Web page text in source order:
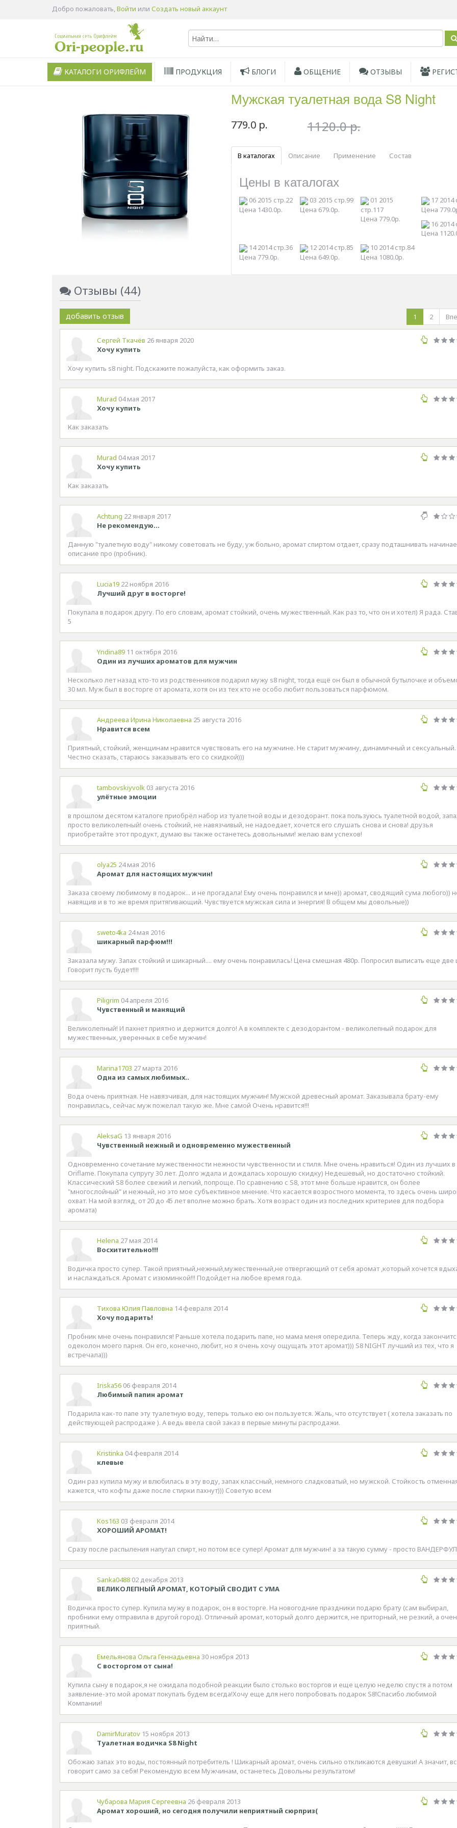
Добро пожаловать,Войти или Создать новый аккаунт
КАТАЛОГИ ОРИФЛЕЙМ ПРОДУКЦИЯ БЛОГИ ОБЩЕНИЕ ОТЗЫВЫ
Мужская туалетная вода S8 Night
779.0 р. 1120.0 р.
В каталогах Описание Применение Состав
Цены в каталогах
06 2015 стр.22
Цена 1430.0р.
03 2015 стр.99
Цена 679.0р.
01 2015
стр.117
Цена 779.0р.
17 2014
Цена
16 2014
Цена
14 2014 стр.36
Цена 779.0р.
12 2014 стр.85
Цена 649.0р.
10 2014 стр.84
Цена 1080.0р.
Отзывы (44)
добавить отзыв 1 2
Сергей Ткачёв 26 января 2020
Хочу купить
Хочу купить s8 night. Подскажите пожалуйста, как оформить заказ.
Murad 04 мая 2017
Хочу купить
Как заказать
Murad 04 мая 2017
Хочу купить
Как заказать
Achtung 22 января 2017
Не рекомендую...
Данную "туалетную воду" никому советовать не буду, уж больно, аромат спиртом отдает, сразу подташнивать
описание про (пробник).
Lucia19 22 ноября 2016
Лучший друг в восторге!
Покупала в подарок другу. По его словам, аромат стойкий, очень мужественный. Как раз то, что он и хотел) Я рада.
5
Yndina89 11 октября 2016
Один из лучших ароматов для мужчин
Несколько лет назад кто-то из родственников подарил мужу s8 night, тогда ещё он был в обычной бутылочке и
30 мл. Муж был в восторге от аромата, хотя он из тех кто не особо любит пользоваться парфюмом.
Андреева Ирина Николаевна 25 августа 2016
Нравится всем
Приятный, стойкий, женщинам нравится чувствовать его на мужчине. Не старит мужчину, динамичный и сексуальный.
Честно сказать, стараюсь заказывать его со скидкой)))
tambovskiyvolk 03 августа 2016
улётные эмоции
в прошлом десятом каталоге приобрёл набор из туалетной воды и дезодорант. пока пользуюсь туалетной водой,
просто великолепный! очень стойкий, не навязчивый, не надоедает, хочется его слушать снова и снова! друзья
приобретайте этот продукт, думаю вы также останетесь довольными! желаю вам успехов!
olya25 24 мая 2016
Аромат для настоящих мужчин!
Заказа своему любимому в подарок... и не прогадала! Ему очень понравился и мне)) аромат, сводящий сума любого))
навящив и в то же время притягивающий. Чувствуется мужская сила и энергия! В общем мы довольные))
sweto4ka 24 мая 2016
шикарный парфюм!!!
Заказала мужу. Запах стойкий и шикарный.... ему очень понравилась! Цена смешная 480р. Попросил выписать еще две
Говорит пусть будет!!!!
Piligrim 04 апреля 2016
Чувственный и манящий
Великолепный! И пахнет приятно и держится долго! А в комплекте с дезодорантом - великолепный подарок для
мужественных, уверенных в себе мужчин!
Marina1703 27 марта 2016
Одна из самых любимых..
Вода очень приятная. Не навязчивая, для настоящих мужчин! Мужской древесный аромат. Заказывала брату-ему
понравилась, сейчас муж пожелал такую же. Мне самой Очень нравится!!!
AleksaG 13 января 2016
Чувственный нежный и одновременно мужественный
Одновременно сочетание мужественности нежности чувственности и стиля. Мне очень нравиться! Один из лучших в
Oriflame. Покупала супругу 30 лет. Долго ждала и дождалась хорошую скидку) Недешевый, но достаточно стойкий.
Классический S8 более свежий и легкий, попроще. По сравнению с S8, этот мне больше нравится, он более
"многослойный" и нежный, но это мое субъективное мнение. Что касается возростного момента, то здесь очень
охват. На мой взгляд, от 20 до 45 лет вполне можно брать. Хотя возраст один из последних критериев для подбора
аромата)
Helena 27 мая 2014
Восхитительно!!!
Водичка просто супер. Такой приятный,нежный,мужественный,не отвергающий от себя аромат ,который хочется
и наслаждаться. Аромат с изюминкой!!! Подойдет на любое время года.
Тихова Юлия Павловна 14 февраля 2014
Хочу подарить!
Пробник мне очень понравился! Раньше хотела подарить папе, но мама меня опередила. Теперь жду, когда
одеколон моего парня. Он его, конечно, любит, но я очень хочу ощущать этот аромат))) S8 NIGHT лучший из тех, что я
встречала)))
Iriska56 06 февраля 2014
Любимый папин аромат
Подарила как-то папе эту туалетную воду, теперь только ею он пользуется. Жаль, что отсутствует ( хотела заказать по
действующей распродаже ). А ведь ввела свой заказ в первые минуты распродажи.
Kristinka 04 февраля 2014
клевые
Один раз купила мужу и влюбилась в эту воду, запах классный, немного сладковатый, но мужской. Стойкость
кажется, что кофты даже после стирки пахнут))) Советую всем
Kos163 03 февраля 2014
ХОРОШИЙ АРОМАТ!
Сразу после распыления напугал спирт, но потом все супер! Аромат для мужчин! а за такую сумму - просто
Sanka0488 02 декабря 2013
ВЕЛИКОЛЕПНЫЙ АРОМАТ, КОТОРЫЙ СВОДИТ С УМА
Водичка просто супер. Купила мужу в подарок, он в восторге. На новогодние праздники подарю брату (сам выбирал,
пробники ему отправила в другой город). Отличный аромат, который долго держится, не приторный, не резкий, а
приятный.
Емельянова Ольга Геннадьевна 30 ноября 2013
С восторгом от сына!
Купила сыну в подарок,я не ожидала подобной реакции было столько восторгов и еще целую неделю спустя а потом
заявление-это мой аромат покупать будем всегда!Хочу еще для него попробовать подарок S8!Спасибо любимой
Компании!
DamirMuratov 15 ноября 2013
Туалетная водичка S8 Night
Обожаю запах это воды, постоянный потребитель ! Шикарный аромат, очень сильно откликаются девушки! А значит,
говорит само за себя! Рекомендую всем Мужчинам, останетесь Довольны результатом!
Чубарова Мария Сергеевна 26 февраля 2013
Аромат хороший, но сегодня получили неприятный сюрприз(